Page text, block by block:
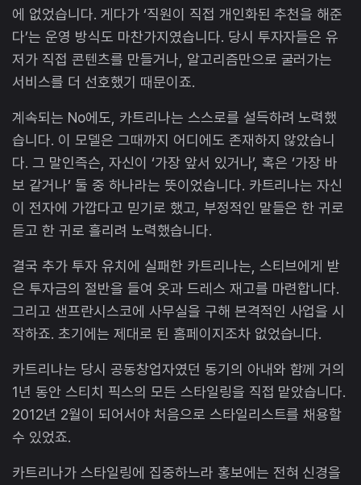
에 없었습니다. 게다가 ‘직원이 직접 개인화된 추천을 해준
다’는 운영 방식도 마찬가지였습니다. 당시 투자자들은 유
저가 직접 콘텐츠를 만들거나, 알고리즘만으로 굴러가는
서비스를 더 선호했기 때문이죠.
계속되는 No에도, 카트리나는 스스로를 설득하려 노력했
습니다. 이 모델은 그때까지 어디에도 존재하지 않았습니
다. 그 말인즉슨, 자신이 ‘가장 앞서 있거나’, 혹은 ‘가장 바
보 같거나’ 둘 중 하나라는 뜻이었습니다. 카트리나는 자신
이 전자에 가깝다고 믿기로 했고, 부정적인 말들은 한 귀로
듣고 한 귀로 흘리려 노력했습니다.
결국 추가 투자 유치에 실패한 카트리나는, 스티브에게 받
은 투자금의 절반을 들여 옷과 드레스 재고를 마련합니다.
그리고 샌프란시스코에 사무실을 구해 본격적인 사업을 시
작하죠. 초기에는 제대로 된 홈페이지조차 없었습니다.
카트리나는 당시 공동창업자였던 동기의 아내와 함께 거의
1년 동안 스티치 픽스의 모든 스타일링을 직접 맡았습니다.
2012년 2월이 되어서야 처음으로 스타일리스트를 채용할
수 있었죠.
카트리나가 스타일링에 집중하느라 홍보에는 전혀 신경을